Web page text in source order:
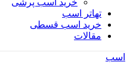
خرید اسب پرشی
تهاتر اسب
خرید اسب قسطی
مقالات
اسب